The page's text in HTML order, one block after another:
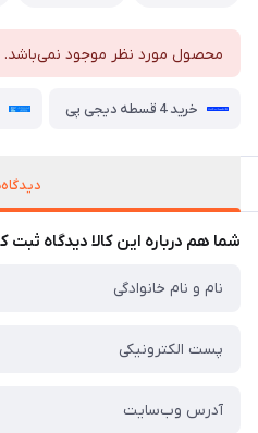
محصول مورد نظر موجود نمی‌باشد.
خرید 4 قسطه دیجی پی
شما هم درباره این کالا دیدگاه ثبت